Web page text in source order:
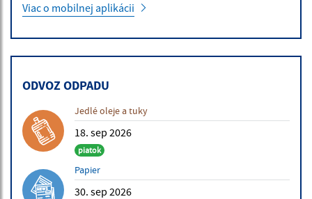
Viac o mobilnej aplikácii
ODVOZ ODPADU
Jedlé oleje a tuky
18. sep 2026
piatok
Papier
30. sep 2026